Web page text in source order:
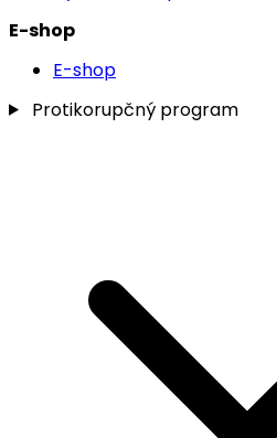
E-shop
E-shop
Protikorupčný program